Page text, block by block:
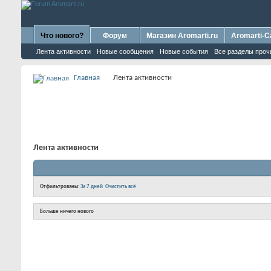
Что нового?
Лента активности Новые сообщения Новые события Все разделы
Форум Магазин Aromarti.ru Aromarti-
Главная Лента активности
Лента активности
Отфильтрованы: За 7 дней Очистить всё
Больше ничего нового